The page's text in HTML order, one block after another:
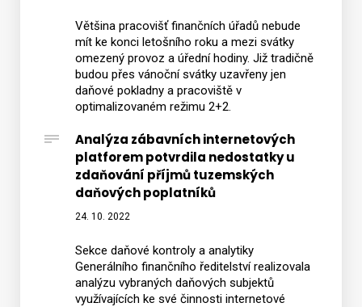
Většina pracovišť finančních úřadů nebude
mít ke konci letošního roku a mezi svátky
omezený provoz a úřední hodiny. Již tradičně
budou přes vánoční svátky uzavřeny jen
daňové pokladny a pracoviště v
optimalizovaném režimu 2+2.
Analýza zábavních internetových
platforem potvrdila nedostatky u
zdaňování příjmů tuzemských
daňových poplatníků
24. 10. 2022
Sekce daňové kontroly a analytiky
Generálního finančního ředitelství realizovala
analýzu vybraných daňových subjektů
využívajících ke své činnosti internetové